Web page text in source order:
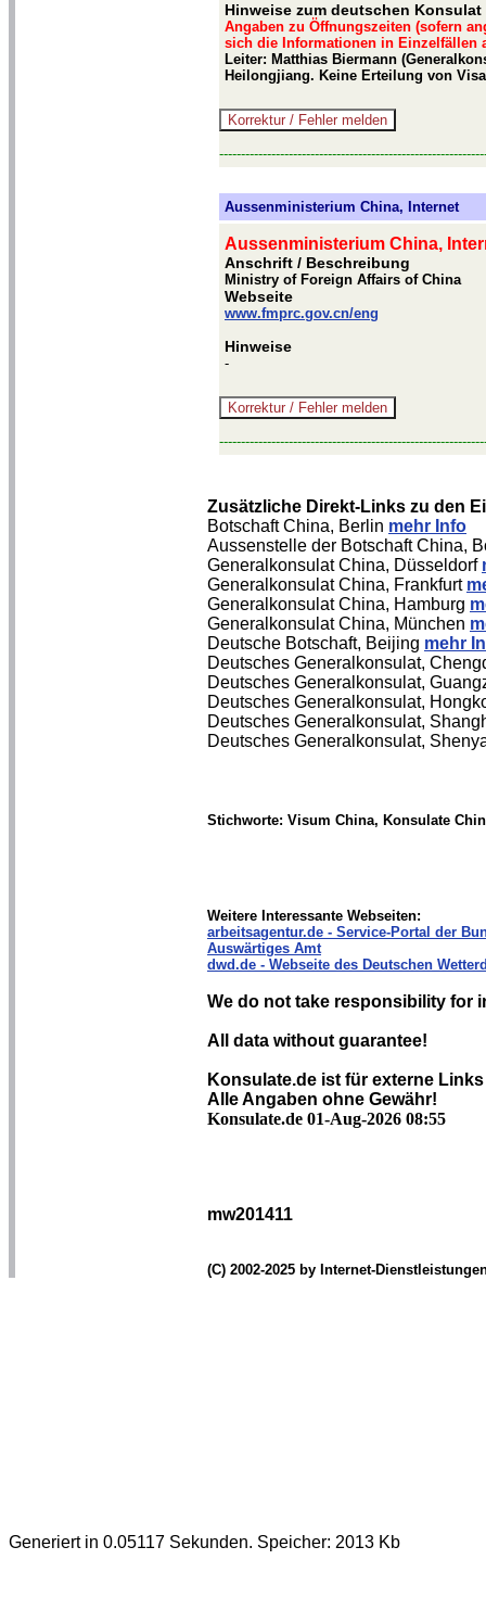
Hinweise zum deutschen
Angaben zu Öffnungszeiten (sofern
sich die Informationen in Einzelfällen
Leiter: Matthias Biermann
Heilongjiang. Keine Erteilung von
Aussenministerium China, Internet
Aussenministerium China,
Anschrift / Beschreibung
Ministry of Foreign Affairs of China
Webseite
www.fmprc.gov.cn/eng
Hinweise
-
Zusätzliche Direkt-Links zu den
Botschaft China, Berlin mehr Info
Aussenstelle der Botschaft China,
Generalkonsulat China, Düsseldorf
Generalkonsulat China, Frankfurt
Generalkonsulat China, Hamburg
Generalkonsulat China, München
Deutsche Botschaft, Beijing mehr
Deutsches Generalkonsulat,
Deutsches Generalkonsulat,
Deutsches Generalkonsulat,
Deutsches Generalkonsulat,
Deutsches Generalkonsulat,
Stichworte: Visum China, Konsulate
Weitere Interessante Webseiten:
arbeitsagentur.de - Service-Portal der
Auswärtiges Amt
dwd.de - Webseite des Deutschen
We do not take responsibility for
All data without guarantee!
Konsulate.de ist für externe
Alle Angaben ohne Gewähr!
Konsulate.de 01-Aug-2026 08:55
mw201411
(C) 2002-2025 by Internet-
Generiert in 0.05117 Sekunden. Speicher: 2013 Kb